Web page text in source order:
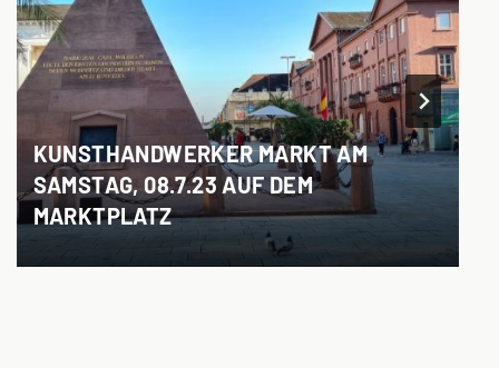
KUNSTHANDWERKER MARKT AM
SAMSTAG, 08.7.23 AUF DEM
MARKTPLATZ